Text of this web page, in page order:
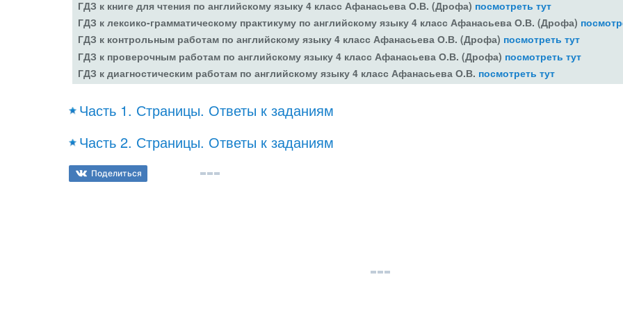
ГДЗ к книге для чтения по английскому языку 4 класс Афанасьева О.В. (Дрофа) посмотреть тут
ГДЗ к лексико-грамматическому практикуму по английскому языку 4 класс Афанасьева О.В. (Дрофа)
ГДЗ к контрольным работам по английскому языку 4 класс Афанасьева О.В. (Дрофа) посмотреть тут
ГДЗ к проверочным работам по английскому языку 4 класс Афанасьева О.В. (Дрофа) посмотреть тут
ГДЗ к диагностическим работам по английскому языку 4 класс Афанасьева О.В. посмотреть тут
Часть 1. Страницы. Ответы к заданиям
Часть 2. Страницы. Ответы к заданиям
Поделиться